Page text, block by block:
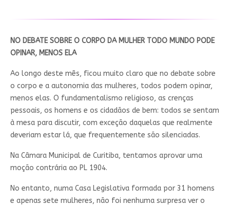
NO DEBATE SOBRE O CORPO DA MULHER TODO MUNDO PODE
OPINAR, MENOS ELA
Ao longo deste mês, ficou muito claro que no debate sobre
o corpo e a autonomia das mulheres, todos podem opinar,
menos elas. O fundamentalismo religioso, as crenças
pessoais, os homens e os cidadãos de bem: todos se sentam
à mesa para discutir, com exceção daquelas que realmente
deveriam estar lá, que frequentemente são silenciadas.
Na Câmara Municipal de Curitiba, tentamos aprovar uma
moção contrária ao PL 1904.
No entanto, numa Casa Legislativa formada por 31 homens
e apenas sete mulheres, não foi nenhuma surpresa ver o